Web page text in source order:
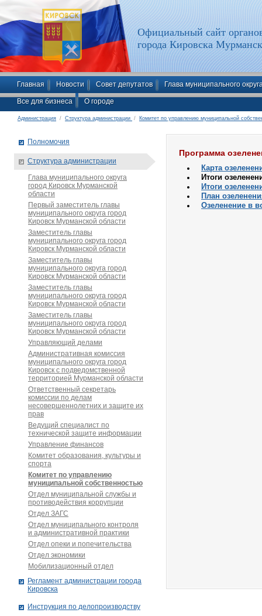
Официальный сайт
города Кировска
Главная Новости Совет депутатов Глава муниципального
Все для бизнеса О городе
Администрация / Структура администрации / Комитет по управлению муниципальной
Программа
Карта
Итоги
Итоги
План
Озеленение в
Полномочия
Структура администрации
Глава муниципального округа
город Кировск Мурманской
области
Первый заместитель главы
муниципального округа город
Кировск Мурманской области
Заместитель главы
муниципального округа город
Кировск Мурманской области
Заместитель главы
муниципального округа город
Кировск Мурманской области
Заместитель главы
муниципального округа город
Кировск Мурманской области
Заместитель главы
муниципального округа город
Кировск Мурманской области
Управляющий делами
Административная комиссия
муниципального округа город
Кировск с подведомственной
территорией Мурманской области
Ответственный секретарь
комиссии по делам
несовершеннолетних и защите их
прав
Ведущий специалист по
технической защите информации
Управление финансов
Комитет образования, культуры и
спорта
Комитет по управлению
муниципальной собственностью
Отдел муниципальной службы и
противодействия коррупции
Отдел ЗАГС
Отдел муниципального контроля
и административной практики
Отдел опеки и попечительства
Отдел экономики
Мобилизационный отдел
Рег­ла­мент ад­ми­нист­ра­ции го­ро­да
Ки­ров­ска
Инструкция по делопроизводству